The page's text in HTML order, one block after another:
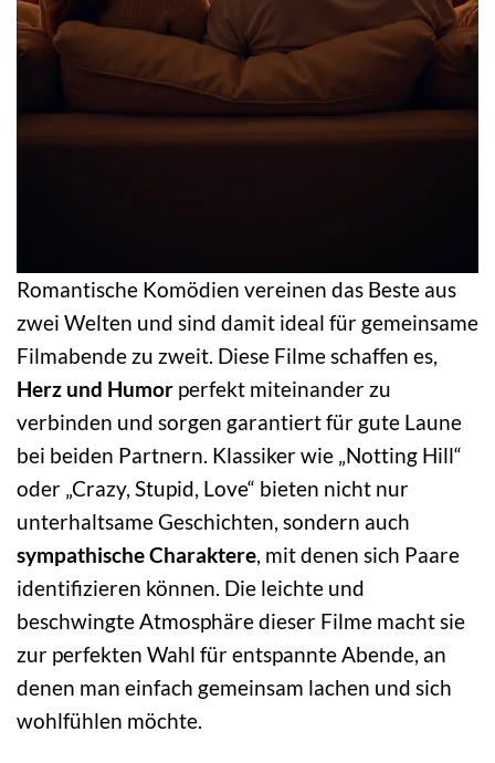
Romantische Komödien vereinen das Beste aus
zwei Welten und sind damit ideal für gemeinsame
Filmabende zu zweit. Diese Filme schaffen es,
Herz und Humor perfekt miteinander zu
verbinden und sorgen garantiert für gute Laune
bei beiden Partnern. Klassiker wie „Notting Hill“
oder „Crazy, Stupid, Love“ bieten nicht nur
unterhaltsame Geschichten, sondern auch
sympathische Charaktere, mit denen sich Paare
identifizieren können. Die leichte und
beschwingte Atmosphäre dieser Filme macht sie
zur perfekten Wahl für entspannte Abende, an
denen man einfach gemeinsam lachen und sich
wohlfühlen möchte.